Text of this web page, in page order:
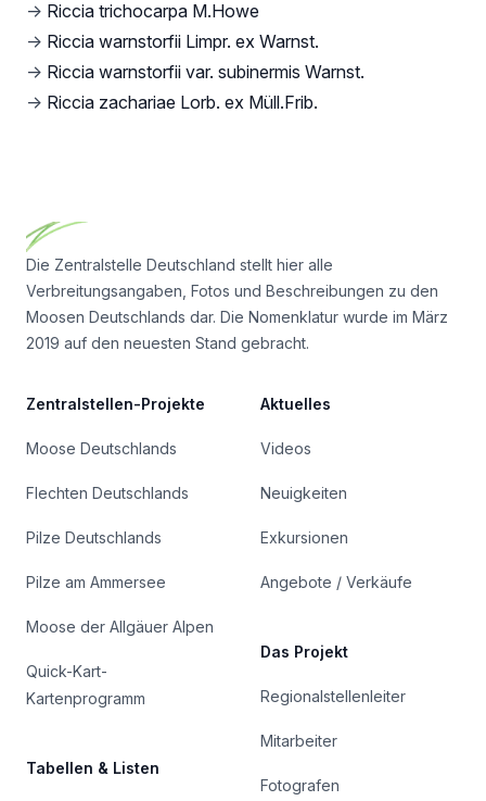
→ Riccia trichocarpa M.Howe
→ Riccia warnstorfii Limpr. ex Warnst.
→ Riccia warnstorfii var. subinermis Warnst.
→ Riccia zachariae Lorb. ex Müll.Frib.
Die Zentralstelle Deutschland stellt hier alle
Verbreitungsangaben, Fotos und Beschreibungen zu den
Moosen Deutschlands dar. Die Nomenklatur wurde im März
2019 auf den neuesten Stand gebracht.
Zentralstellen-Projekte
Moose Deutschlands
Flechten Deutschlands
Pilze Deutschlands
Pilze am Ammersee
Moose der Allgäuer Alpen
Quick-Kart-
Kartenprogramm
Tabellen & Listen
Aktuelles
Videos
Neuigkeiten
Exkursionen
Angebote / Verkäufe
Das Projekt
Regionalstellenleiter
Mitarbeiter
Fotografen